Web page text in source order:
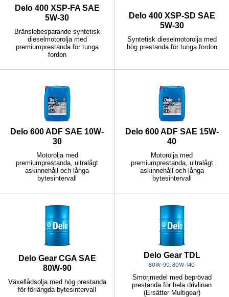
Delo 400 XSP-FA SAE
5W-30
Bränslebesparande syntetisk
dieselmotorolja med
premiumprestanda för tunga
fordon
Delo 400 XSP-SD SAE
5W-30
Syntetisk dieselmotorolja med
hög prestanda för tunga fordon
Delo 600 ADF SAE 10W-
30
Motorolja med
premiumprestanda, ultralågt
askinnehåll och långa
bytesintervall
Delo 600 ADF SAE 15W-
40
Motorolja med
premiumprestanda, ultralågt
askinnehåll och långa
bytesintervall
Delo Gear CGA SAE
80W-90
Växellådsolja med hög prestanda
för förlängda bytesintervall
Delo Gear TDL
80W-90, 80W-140
Smörjmedel med beprövad
prestanda för hela drivlinan
(Ersätter Multigear)